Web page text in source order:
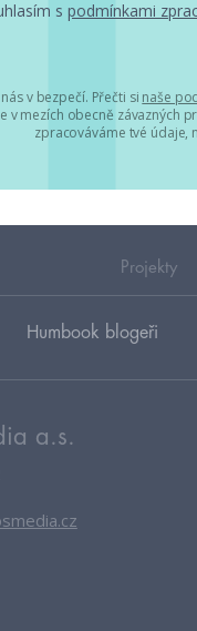
s podmínkami
v bezpečí. Přečti si naše
v mezích obecně závazných
zpracováváme tvé údaje,
Projekty
Humbook blogeři
a.s.